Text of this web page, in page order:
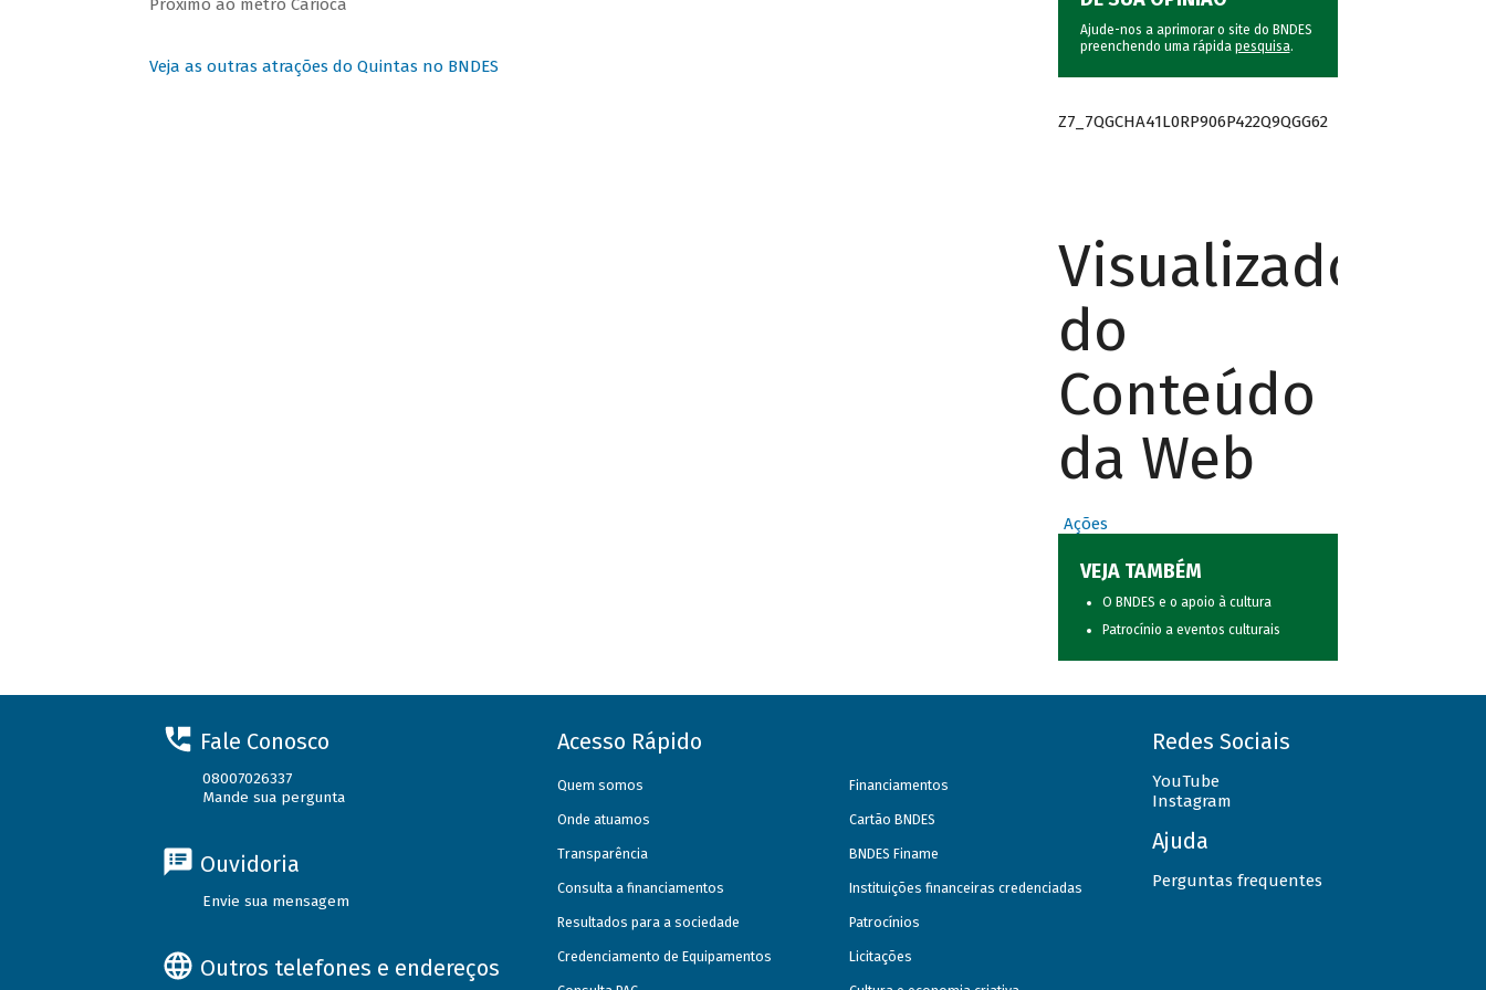
Próximo ao metrô Carioca
Veja as outras atrações do Quintas no BNDES
Ajude-nos a aprimorar o site do BNDES
preenchendo uma rápida pesquisa.
Z7_7QGCHA41L0RP906P422Q9QGG62
Visualizador
do
Conteúdo
da Web
Ações
VEJA TAMBÉM
O BNDES e o apoio à cultura
Patrocínio a eventos culturais
Fale Conosco
08007026337
Mande sua pergunta
Ouvidoria
Envie sua mensagem
Outros telefones e endereços
Acesso Rápido
Quem somos
Onde atuamos
Transparência
Consulta a financiamentos
Resultados para a sociedade
Credenciamento de Equipamentos
Financiamentos
Cartão BNDES
BNDES Finame
Instituições financeiras credenciadas
Patrocínios
Licitações
Redes Sociais
YouTube
Instagram
Ajuda
Perguntas frequentes